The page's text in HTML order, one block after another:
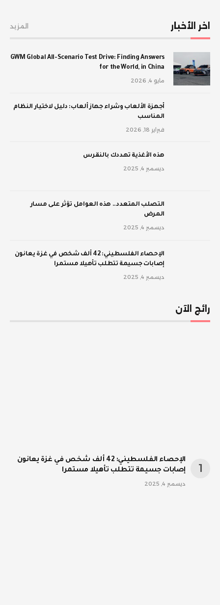
اخر الأخبار المزيد
GWM Global All-Scenario Test Drive: Finding Answers
for the World, in China
مايو 4, 2026
أجهزة الألعاب وشراء جهاز ألعاب: دليل لاختيار النظام
المناسب
فبراير 18, 2026
‫هذه الأغذية تهددك بالنقرس
ديسمبر 4, 2025
‫التصلب المتعدد.. هذه العوامل تؤثر على مسار
المرض
ديسمبر 4, 2025
الإحصاء الفلسطيني: 42 ألف شخص في غزة يعانون
إصابات جسيمة تتطلب تأهيلا مستمرا
ديسمبر 4, 2025
رائج الآن
الإحصاء الفلسطيني: 42 ألف شخص في غزة يعانون
إصابات جسيمة تتطلب تأهيلا مستمرا
ديسمبر 4, 2025